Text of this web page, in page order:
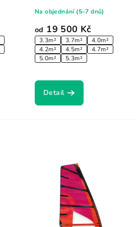
od 19 500 Kč
3.3m² 3.7m²
4.0m²
4.2m²
4.5m²
4.7m²
5.0m²
5.3m²
Na objednání (5–7 dnů)
Detail